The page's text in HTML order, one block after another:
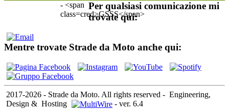
Per qualsiasi comunicazione mi
trovate qui:
Mentre trovate Strade da Moto anche qui:
2017-2026 - Strade da Moto. All rights reserved - Engineering,
Design & Hosting - ver. 6.4